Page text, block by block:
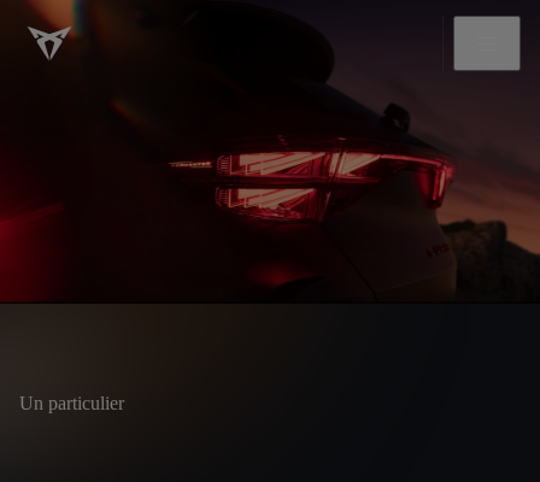
Un particulier